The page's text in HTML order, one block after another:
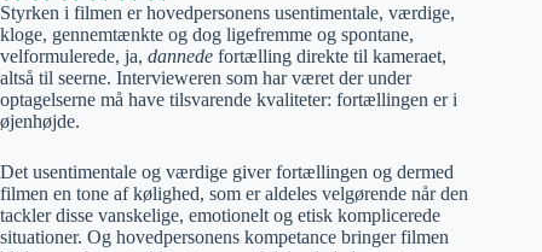
Styrken i filmen er hovedpersonens usentimentale, værdige,
kloge, gennemtænkte og dog ligefremme og spontane,
velformulerede, ja, dannede fortælling direkte til kameraet,
altså til seerne. Intervieweren som har været der under
optagelserne må have tilsvarende kvaliteter: fortællingen er i
øjenhøjde.
Det usentimentale og værdige giver fortællingen og dermed
filmen en tone af kølighed, som er aldeles velgørende når den
tackler disse vanskelige, emotionelt og etisk komplicerede
situationer. Og hovedpersonens kompetance bringer filmen